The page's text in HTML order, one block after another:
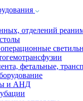
отделений
фетальные,
и АНД